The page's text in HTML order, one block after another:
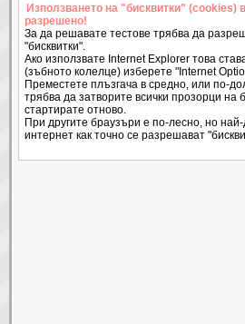
Използването на "бисквитки"
разрешено!
За да решавате тестове трябва да
"бисквитки".
Ако използвате Internet Explorer това
(зъбното колелце) изберете "Internet
Преместете плъзгача в средно, или по-
трябва да затворите всички прозорци на
стартирате отново.
При другите браузъри е по-лесно, но
интернет как точно се разрешават